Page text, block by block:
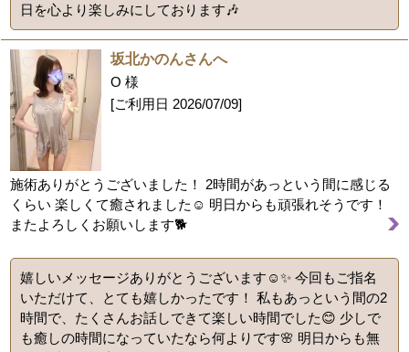
日を心より楽しみにしております🎶
坂北かのんさんへ
O 様
[ご利用日 2026/07/09]
施術ありがとうございました！ 2時間があっという間に感じる
くらい 楽しくて癒されました☺️ 明日からも頑張れそうです！
またよろしくお願いします🐕
嬉しいメッセージありがとうございます☺️✨ 今回もご指名
いただけて、とても嬉しかったです！ 私もあっという間の2
時間で、たくさんお話しできて楽しい時間でした😊 少しで
も癒しの時間になっていたなら何よりです🌸 明日からも無